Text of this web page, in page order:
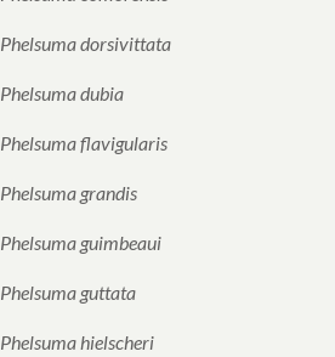
Phelsuma dorsivittata
Phelsuma dubia
Phelsuma flavigularis
Phelsuma grandis
Phelsuma guimbeaui
Phelsuma guttata
Phelsuma hielscheri